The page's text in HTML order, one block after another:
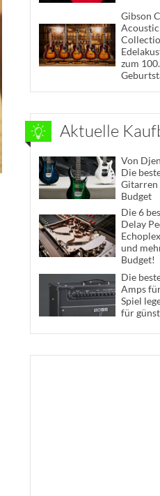
Gibson
zum
Aktuelle
Von
Die
Gitarren
Budget
Die 6
Delay
und
Budget!
Die
Amps
Spiel
für